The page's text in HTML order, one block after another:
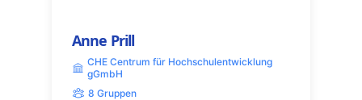
Anne Prill
CHE Centrum für Hochschulentwicklung
gGmbH
8 Gruppen